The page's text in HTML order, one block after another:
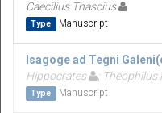
Caecilius Thascius
Type Manuscript
Isagoge ad Tegni
Hippocrates
;
Type Manuscript